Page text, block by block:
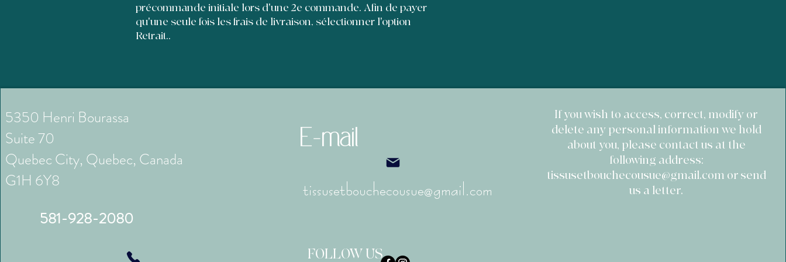
précommande initiale lors d'une 2e commande. Afin de payer
qu'une seule fois les frais de livraison, sélectionner l'option
Retrait..
5350 Henri Bourassa
Suite 70
Quebec City, Quebec, Canada
G1H 6Y8
581-928-2080
E-mail
tissusetbouchecousue@gmail.com
FOLLOW US
​If you wish to access, correct, modify or
delete any personal information we hold
about you, please contact us at the
following address:
tissusetbouchecousue@gmail.com or send
us a letter.